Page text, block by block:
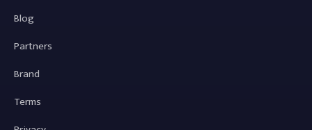
Blog
Partners
Brand
Terms